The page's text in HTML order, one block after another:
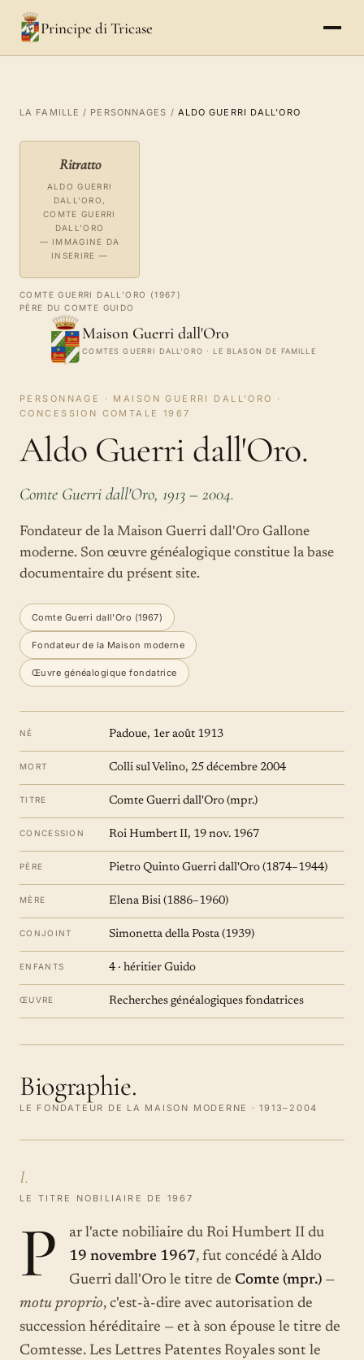
Principe di Tricase
LA FAMILLE / PERSONNAGES / ALDO GUERRI DALL'ORO
Ritratto
ALDO GUERRI
DALL'ORO,
COMTE GUERRI
DALL'ORO
— IMMAGINE DA
INSERIRE —
COMTE GUERRI DALL'ORO (1967)
PÈRE DU COMTE GUIDO
Maison Guerri dall'Oro
COMTES GUERRI DALL'ORO · LE BLASON DE FAMILLE
PERSONNAGE · MAISON GUERRI DALL'ORO ·
CONCESSION COMTALE 1967
Aldo Guerri dall'Oro.
Comte Guerri dall'Oro, 1913 – 2004.
Fondateur de la Maison Guerri dall'Oro Gallone
moderne. Son œuvre généalogique constitue la base
documentaire du présent site.
Comte Guerri dall'Oro (1967)
Fondateur de la Maison moderne
Œuvre généalogique fondatrice
NÉ Padoue, 1er août 1913
MORT Colli sul Velino, 25 décembre 2004
TITRE Comte Guerri dall'Oro (mpr.)
CONCESSION Roi Humbert II, 19 nov. 1967
PÈRE Pietro Quinto Guerri dall'Oro (1874–1944)
MÈRE Elena Bisi (1886–1960)
CONJOINT Simonetta della Posta (1939)
ENFANTS 4 · héritier Guido
ŒUVRE Recherches généalogiques fondatrices
Biographie.
LE FONDATEUR DE LA MAISON MODERNE · 1913–2004
I.
LE TITRE NOBILIAIRE DE 1967
P
ar l'acte nobiliaire du Roi Humbert II du
19 novembre 1967, fut concédé à Aldo
Guerri dall'Oro le titre de Comte (mpr.) —
motu proprio, c'est-à-dire avec autorisation de
succession héréditaire — et à son épouse le titre de
Comtesse. Les Lettres Patentes Royales sont le